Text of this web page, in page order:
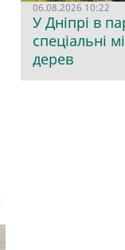
06.08.2026 10:22
У Дніпрі в
спеціальні
дерев